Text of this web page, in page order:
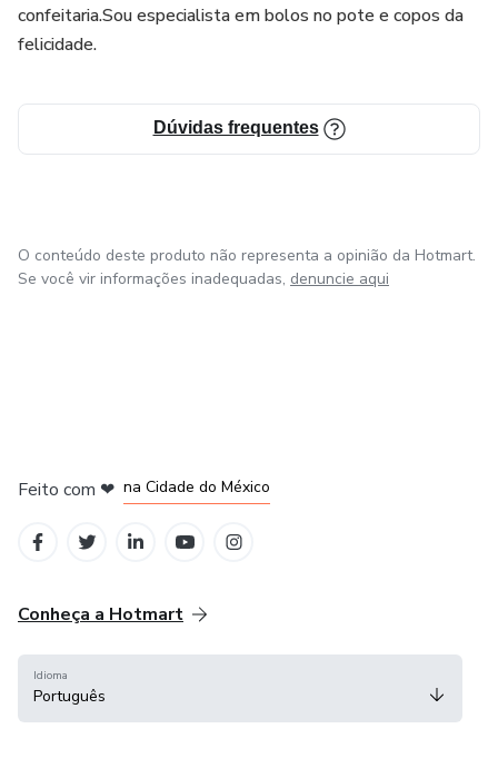
confeitaria.Sou especialista em bolos no pote e copos da
felicidade.
Dúvidas frequentes
O conteúdo deste produto não representa a opinião da Hotmart.
Se você vir informações inadequadas, denuncie aqui
Feito com ❤ na Cidade do México
Conheça a Hotmart
Idioma
Português